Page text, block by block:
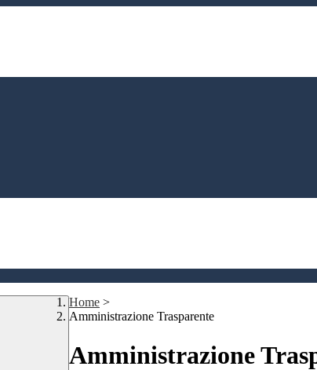
Home >
Amministrazione Trasparente
Amministrazione